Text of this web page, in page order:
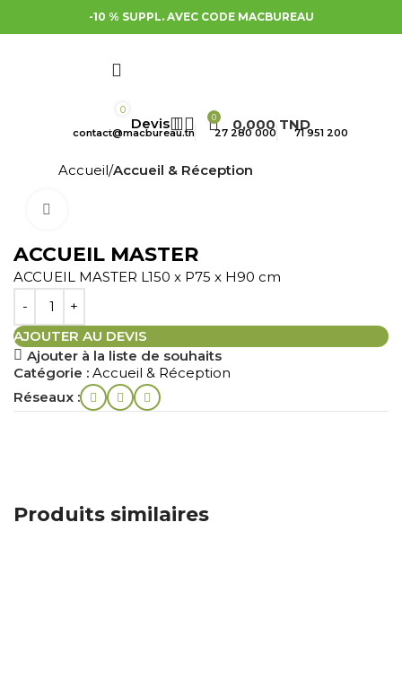
-10 % SUPPL. AVEC CODE MACBUREAU
0
0 0,000TND
contact@macbureau.tn 27 280 000 71 951 200
Accueil Accueil & Réception
ACCUEIL MASTER
ACCUEIL MASTER L150 x P75 x H90 cm
AJOUTER AU DEVIS
Ajouter à la liste de souhaits
Catégorie : Accueil & Réception
Réseaux :
Produits similaires